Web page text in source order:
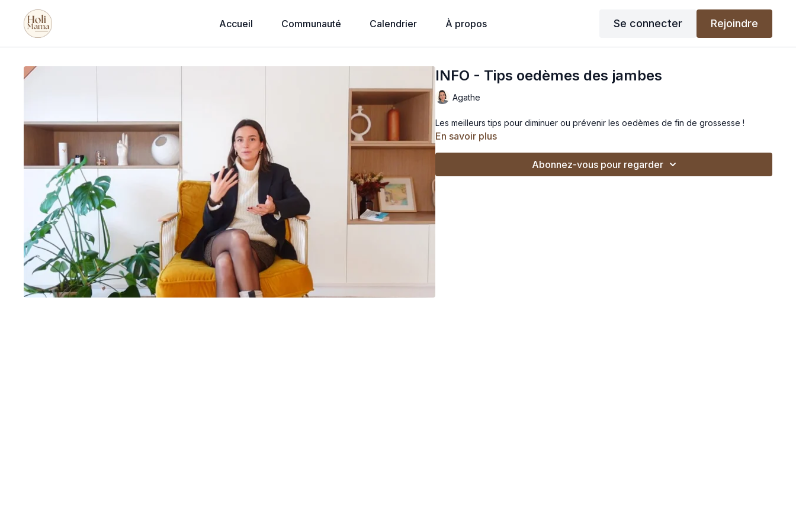
Accueil Communauté Calendrier À propos Se connecter Rejoindre
INFO - Tips oedèmes des jambes
Agathe
Les meilleurs tips pour diminuer ou prévenir les oedèmes de fin de grossesse !
En savoir plus
Abonnez-vous pour regarder